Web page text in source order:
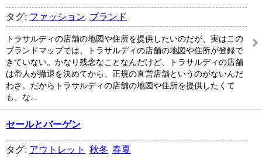
タグ: ファッション ブランド
トラサルディの店舗の地図や住所を提供したいのだが、実はこの
ブランドマップでは、トラサルディの店舗の地図や住所が登録で
きていない。かなり残念なことなんだけど、トラサルディの店舗
は帝人が撤退を決めてから、正規の直営店舗というのがないんだ
わさ。だからトラサルディの店舗の地図や住所を提供したくて
も、な...
セールとバーゲン
タグ: アウトレット 秋冬 春夏